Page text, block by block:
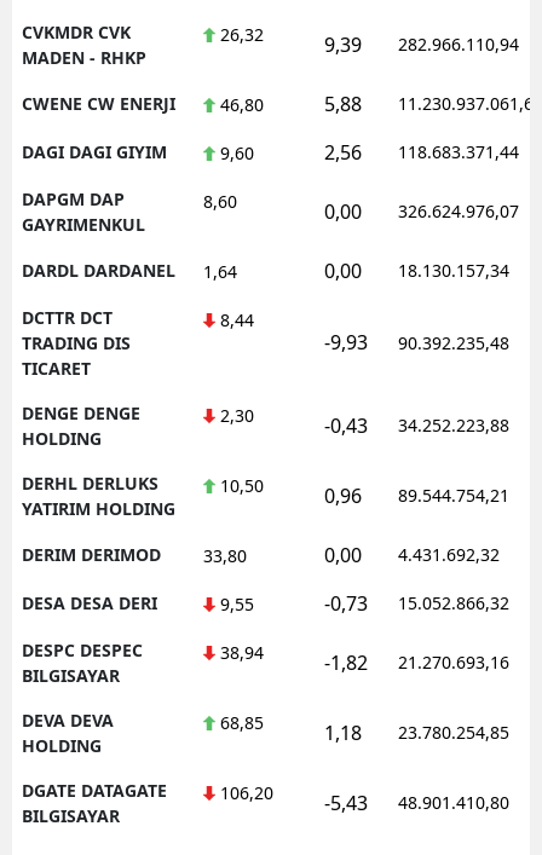
CVKMDR CVK
MADEN - RHKP
26,32 9,39 282.966.110,94
CWENE CW ENERJI 46,80 5,88 11.230.937.061,62
DAGI DAGI GIYIM 9,60 2,56 118.683.371,44
DAPGM DAP
GAYRIMENKUL
8,60 0,00 326.624.976,07
DARDL DARDANEL 1,64 0,00 18.130.157,34
DCTTR DCT
TRADING DIS
TICARET
8,44
-9,93 90.392.235,48
DENGE DENGE
HOLDING
2,30 -0,43 34.252.223,88
DERHL DERLUKS
YATIRIM HOLDING
10,50 0,96 89.544.754,21
DERIM DERIMOD 33,80 0,00 4.431.692,32
DESA DESA DERI 9,55 -0,73 15.052.866,32
DESPC DESPEC
BILGISAYAR
38,94 -1,82 21.270.693,16
DEVA DEVA
HOLDING
68,85 1,18 23.780.254,85
DGATE DATAGATE
BILGISAYAR
106,20 -5,43 48.901.410,80